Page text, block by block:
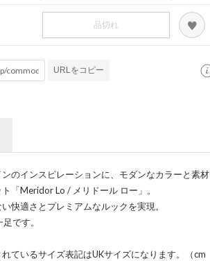
品切れ
URLをコピー
のインスピレーションに、モダンなカラーと素材
「Meridor Lo / メリドール ロー」。
快適さとプレミアムなルックを実現。
です。
ているサイズ表記はUKサイズになります。（cm